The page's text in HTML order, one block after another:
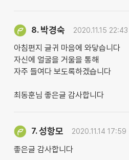
8. 박경숙 2020.11.15 22:43
아침편지 글귀 마음에 와닿습니다
자신에 얼굴을 거울을 통해
자주 들여다 보도록하겠습니다
최동훈님 좋은글 감사합니다
7.성항모 2020.11.14 17:59
좋은글 감사합니다